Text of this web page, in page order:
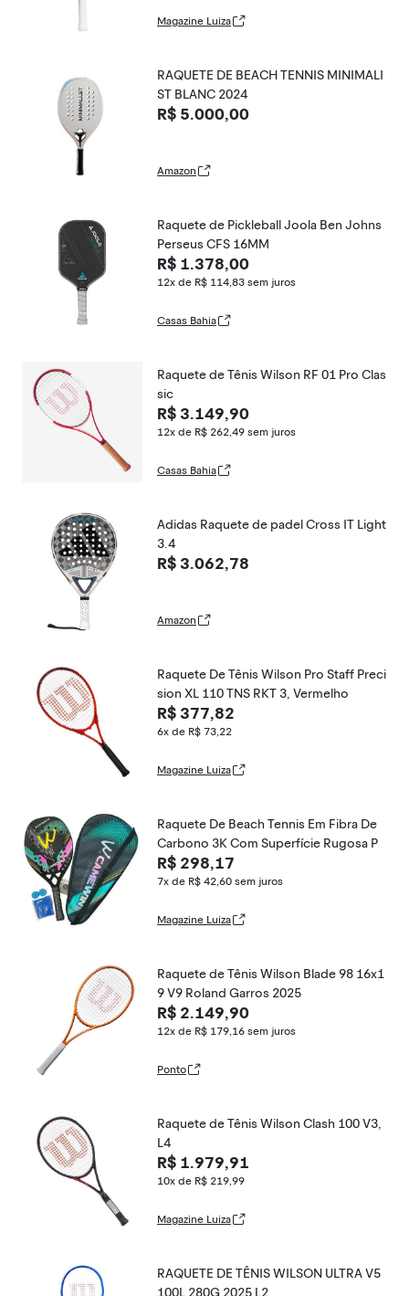
Magazine Luiza
RAQUETE DE BEACH TENNIS MINIMALI
ST BLANC 2024
R$ 5.000,00
Amazon
Raquete de Pickleball Joola Ben Johns
Perseus CFS 16MM
R$ 1.378,00
12x de R$ 114,83 sem juros
Casas Bahia
Raquete de Tênis Wilson RF 01 Pro Clas
sic
R$ 3.149,90
12x de R$ 262,49 sem juros
Casas Bahia
Adidas Raquete de padel Cross IT Light
3.4
R$ 3.062,78
Amazon
Raquete De Tênis Wilson Pro Staff Preci
sion XL 110 TNS RKT 3, Vermelho
R$ 377,82
6x de R$ 73,22
Magazine Luiza
Raquete De Beach Tennis Em Fibra De
Carbono 3K Com Superfície Rugosa P
R$ 298,17
7x de R$ 42,60 sem juros
Magazine Luiza
Raquete de Tênis Wilson Blade 98 16x1
9 V9 Roland Garros 2025
R$ 2.149,90
12x de R$ 179,16 sem juros
Ponto
Raquete de Tênis Wilson Clash 100 V3,
L4
R$ 1.979,91
10x de R$ 219,99
Magazine Luiza
RAQUETE DE TÊNIS WILSON ULTRA V5
100L 280G 2025 L2